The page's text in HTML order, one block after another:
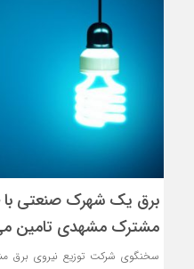
برق یک شهرک صنعتی
مشترک مشهدی تامین
سخنگوی شرکت توزیع نیروی